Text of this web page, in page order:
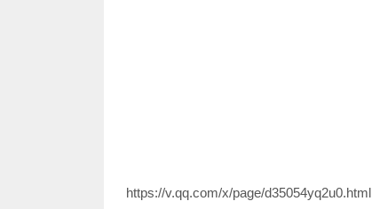
https://v.qq.com/x/page/d35054yq2u0.html